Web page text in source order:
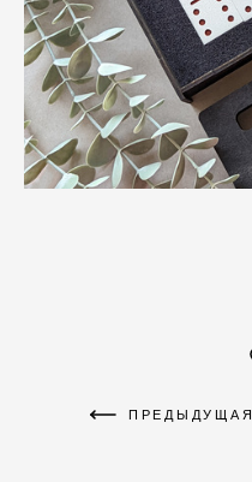
ПРЕДЫДУЩАЯ